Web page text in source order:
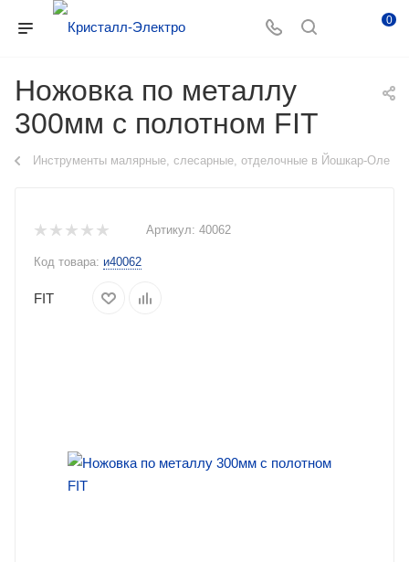
0
Ножовка по металлу
300мм с полотном FIT
Инструменты малярные, слесарные, отделочные в Йошкар-Оле
Артикул: 40062
Код товара: и40062
FIT